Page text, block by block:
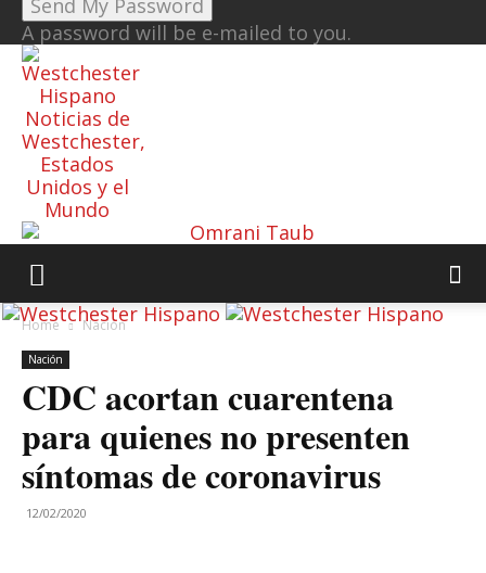
A password will be e-mailed to you.
Noticias de
Westchester,
Estados
Unidos y el
Mundo
Home Nación
Nación
CDC acortan cuarentena
para quienes no presenten
síntomas de coronavirus
12/02/2020